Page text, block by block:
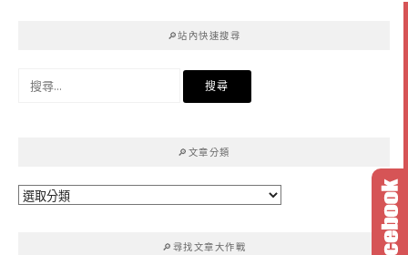
🔎站內快速搜尋
🔎文章分類
🔎
🔎尋找文章大作戰